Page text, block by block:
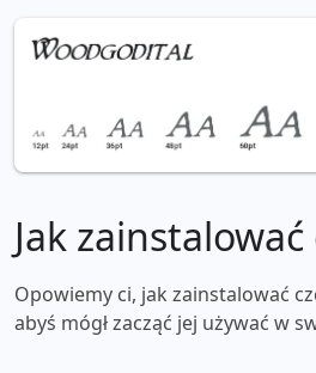
Jak
Opowiemy ci, jak zainstalować
abyś mógł zacząć jej używać w